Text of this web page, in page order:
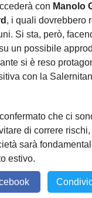
con Manolo
, i quali dovrebbero
Si sta, però,
un possibile
si è reso
con la
che ci
di correre
sarà
estivo.